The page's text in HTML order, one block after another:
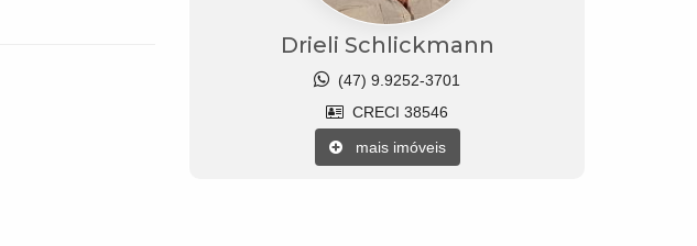
Drieli Schlickmann
(47) 9.9252-3701
CRECI 38546
mais imóveis